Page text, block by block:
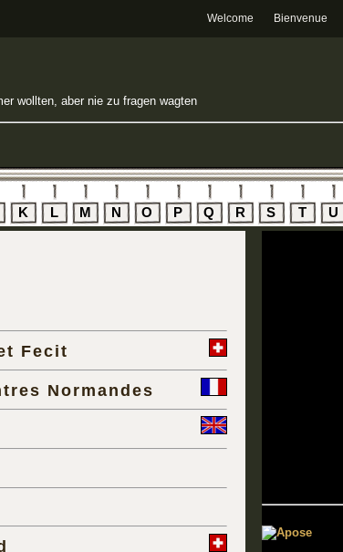
Bienvenue
Welcome
wollten, aber nie zu fragen wagten
K L M N O P Q R S T U
Fecit
Normandes